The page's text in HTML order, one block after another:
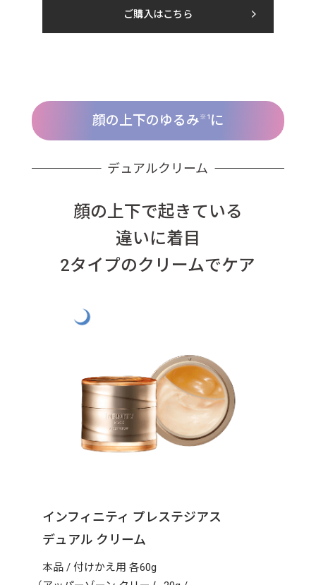
ご購入はこちら
顔の上下のゆるみ※1 に
デュアルクリーム
顔の上下で起きている
違いに着目
2タイプのクリームでケア
インフィニティ プレステジアス
デュアル クリーム
本品 / 付けかえ用 各60g